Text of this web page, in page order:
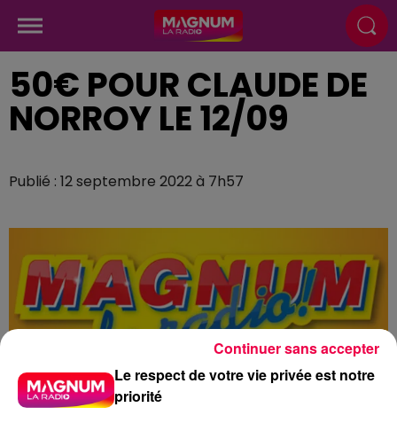
50€ POUR CLAUDE DE
NORROY LE 12/09
Publié : 12 septembre 2022 à 7h57
Le respect de votre vie privée est notre
priorité
Continuer sans accepter